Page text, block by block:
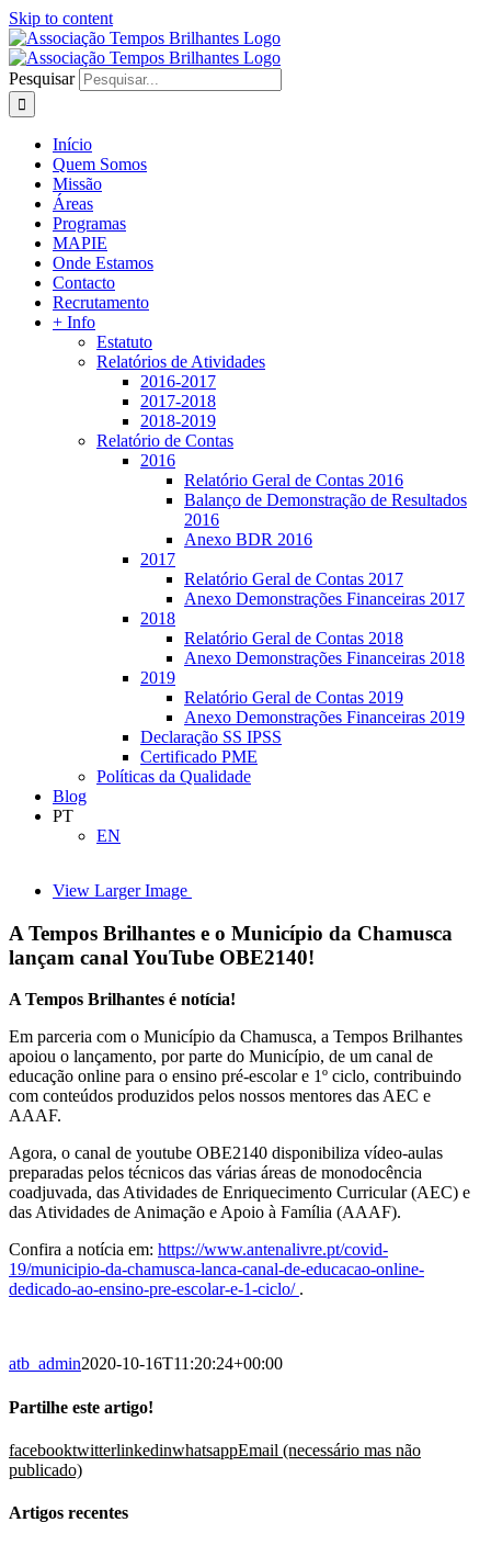
Skip to content
Pesquisar
Início
Quem Somos
Missão
Áreas
Programas
MAPIE
Onde Estamos
Contacto
Recrutamento
+ Info
Estatuto
Relatórios de Atividades
2016-2017
2017-2018
2018-2019
Relatório de Contas
2016
Relatório Geral de Contas 2016
Balanço de Demonstração de Resultados
2016
Anexo BDR 2016
2017
Relatório Geral de Contas 2017
Anexo Demonstrações Financeiras 2017
2018
Relatório Geral de Contas 2018
Anexo Demonstrações Financeiras 2018
2019
Relatório Geral de Contas 2019
Anexo Demonstrações Financeiras 2019
Declaração SS IPSS
Certificado PME
Políticas da Qualidade
Blog
PT
EN
View Larger Image
A Tempos Brilhantes e o Município da Chamusca
lançam canal YouTube OBE2140!
A Tempos Brilhantes é notícia!
Em parceria com o Município da Chamusca, a Tempos Brilhantes
apoiou o lançamento, por parte do Município, de um canal de
educação online para o ensino pré-escolar e 1º ciclo, contribuindo
com conteúdos produzidos pelos nossos mentores das AEC e
AAAF.
Agora, o canal de youtube OBE2140 disponibiliza vídeo-aulas
preparadas pelos técnicos das várias áreas de monodocência
coadjuvada, das Atividades de Enriquecimento Curricular (AEC) e
das Atividades de Animação e Apoio à Família (AAAF).
Confira a notícia em: https://www.antenalivre.pt/covid-
19/municipio-da-chamusca-lanca-canal-de-educacao-online-
dedicado-ao-ensino-pre-escolar-e-1-ciclo/ .
atb_admin2020-10-16T11:20:24+00:00
Partilhe este artigo!
facebooktwitterlinkedinwhatsappEmail (necessário mas não
publicado)
Artigos recentes